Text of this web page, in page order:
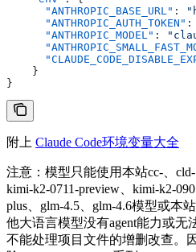
      "ANTHROPIC_BASE_URL"
:
      "ANTHROPIC_AUTH_TOKEN"
:
      "ANTHROPIC_MODEL"
:
    }
}
附上 Claude Code环境变量大全
注意：模型只能使用本站cc-、cld-
kimi-k2-0711-preview、kimi-k2-
plus、glm-4.5、glm-4.6模型或本
他大语言模型没有agent能力或无
不能处理项目文件的增删改查。